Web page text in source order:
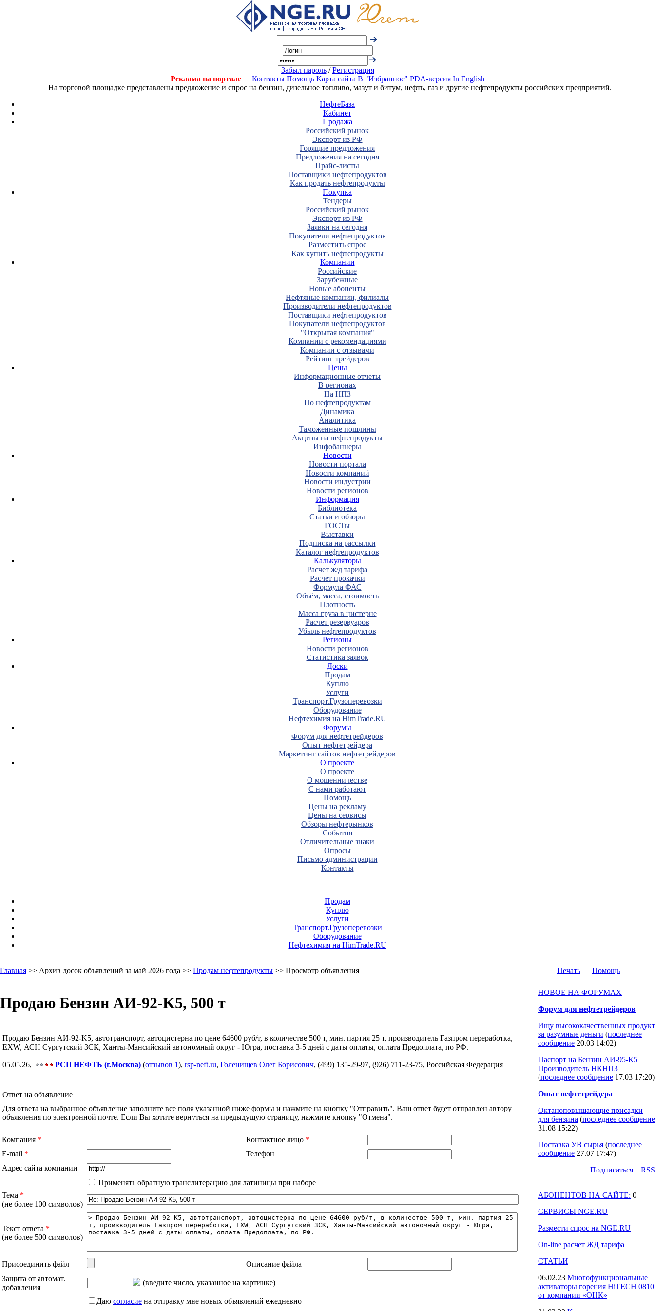
Забыл пароль/Регистрация
Реклама на портале
Контакты Помощь Карта сайта В "Избранное" PDA-версия In English
На торговой площадке представлены предложение и спрос на бензин, дизельное топливо, мазут и битум, нефть, газ и другие нефтепродукты российских предприятий.
НефтеБаза
Кабинет
Продажа
Российский рынок
Экспорт из РФ
Горящие предложения
Предложения на сегодня
Прайс-листы
Поставщики нефтепродуктов
Как продать нефтепродукты
Покупка
Тендеры
Российский рынок
Экспорт из РФ
Заявки на сегодня
Покупатели нефтепродуктов
Разместить спрос
Как купить нефтепродукты
Компании
Российские
Зарубежные
Новые абоненты
Нефтяные компании, филиалы
Производители нефтепродуктов
Поставщики нефтепродуктов
Покупатели нефтепродуктов
"Открытая компания"
Компании с рекомендациями
Компании с отзывами
Рейтинг трейдеров
Цены
Информационные отчеты
В регионах
На НПЗ
По нефтепродуктам
Динамика
Аналитика
Таможенные пошлины
Акцизы на нефтепродукты
Инфобаннеры
Новости
Новости портала
Новости компаний
Новости индустрии
Новости регионов
Информация
Библиотека
Статьи и обзоры
ГОСТы
Выставки
Подписка на рассылки
Каталог нефтепродуктов
Калькуляторы
Расчет ж/д тарифа
Расчет прокачки
Формула ФАС
Объём, масса, стоимость
Плотность
Масса груза в цистерне
Расчет резервуаров
Убыль нефтепродуктов
Регионы
Новости регионов
Статистика заявок
Доски
Продам
Куплю
Услуги
Транспорт.Грузоперевозки
Оборудование
Нефтехимия на HimTrade.RU
Форумы
Форум для нефтетрейдеров
Опыт нефтетрейдера
Маркетинг сайтов нефтетрейдеров
О проекте
О проекте
О мошенничестве
С нами работают
Помощь
Цены на рекламу
Цены на сервисы
Обзоры нефтерынков
События
Отличительные знаки
Опросы
Письмо администрации
Контакты
Продам
Куплю
Услуги
Транспорт.Грузоперевозки
Оборудование
Нефтехимия на HimTrade.RU
Главная >> Архив досок объявлений за май 2026 года >> Продам нефтепродукты >> Просмотр объявления Печать Помощь
Продаю Бензин АИ-92-K5, 500 т
Продаю Бензин АИ-92-K5, автотранспорт, автоцистерна по цене 64600 руб/т, в количестве 500 т, мин. партия 25 т, производитель Газпром переработка,
EXW, АСН Сургутский ЗСК, Ханты-Мансийский автономный округ - Югра, поставка 3-5 дней с даты оплаты, оплата Предоплата, по РФ.
05.05.26, РСП НЕФТЬ (г.Москва) (отзывов 1), rsp-neft.ru, Голенищев Олег Борисович, (499) 135-29-97, (926) 711-23-75, Российская Федерация
Ответ на объявление
Для ответа на выбранное объявление заполните все поля указанной ниже формы и нажмите на кнопку "Отправить". Ваш ответ будет отправлен автору
объявления по электронной почте. Если Вы хотите вернуться на предыдущую страницу, нажмите кнопку "Отмена".
Компания * Контактное лицо *
E-mail *
Телефон
Адрес сайта компании
Применять обратную транслитерацию для латиницы при наборе
Тема *
(не более 100 символов)
Текст ответа *
(не более 500 символов)
Присоединить файл
Описание файла
Защита от автомат.
добавления
(введите число, указанное на картинке)
Даю согласие на отправку мне новых объявлений ежедневно
НОВОЕ НА ФОРУМАХ
Форум для нефтетрейдеров
Ищу высококачественных продукт
за разумные деньги (последнее
сообщение 20.03 14:02)
Паспорт на Бензин АИ-95-К5
Производитель НКНПЗ
(последнее сообщение 17.03 17:20)
Опыт нефтетрейдера
Октаноповышающие присадки
для бензина (последнее сообщение
31.08 15:22)
Поставка УВ сырья (последнее
сообщение 27.07 17:47)
Подпиcаться
RSS
АБОНЕНТОВ НА САЙТЕ: 0
СЕРВИСЫ NGE.RU
Размести спрос на NGE.RU
On-line расчет ЖД тарифа
СТАТЬИ
06.02.23 Многофункциональные
активаторы горения HiTECH 0810
от компании «ОНК»